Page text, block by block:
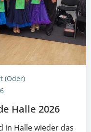
(Oder)
Hal­le 2026
in Hal­le wie­der das